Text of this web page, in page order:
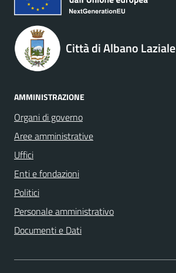
Città di Albano Laziale
AMMINISTRAZIONE
Organi di governo
Aree amministrative
Uffici
Enti e fondazioni
Politici
Personale amministrativo
Documenti e Dati